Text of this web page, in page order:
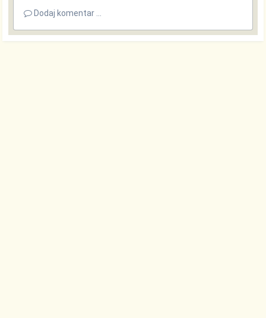
Dodaj komentar ...